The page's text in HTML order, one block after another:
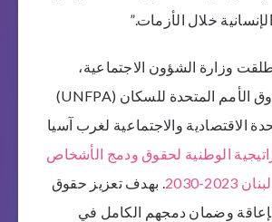
خلال الأزمات.”
2023، أطلقت وزارة الشؤون الاجتماعية،
بالتعاون مع صندوق الأمم المتحدة للسكان (UNFPA)
الاقتصادية والاجتماعية لغرب آسيا
الوطنية لحقوق ودمج الأشخاص
2030
. بهدف تعزيز حقوق
وضمان دمجهم الكامل في